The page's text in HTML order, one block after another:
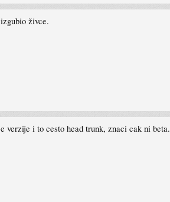
živce.
verzije i to cesto head trunk, znaci cak ni beta.